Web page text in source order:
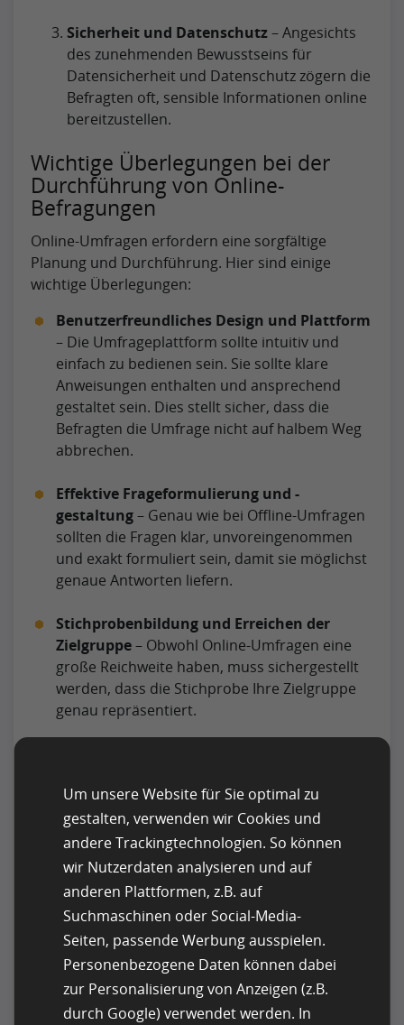
Sicherheit und Datenschutz– Angesichts
des zunehmenden Bewusstseins für
Datensicherheit und Datenschutz zögern die
Befragten oft, sensible Informationen online
bereitzustellen.
Wichtige Überlegungen bei der
Durchführung von Online-
Befragungen
Online-Umfragen erfordern eine sorgfältige
Planung und Durchführung. Hier sind einige
wichtige Überlegungen:
Benutzerfreundliches Design und Plattform
– Die Umfrageplattform sollte intuitiv und
einfach zu bedienen sein. Sie sollte klare
Anweisungen enthalten und ansprechend
gestaltet sein. Dies stellt sicher, dass die
Befragten die Umfrage nicht auf halbem Weg
abbrechen.
Effektive Frageformulierung und -
gestaltung– Genau wie bei Offline-Umfragen
sollten die Fragen klar, unvoreingenommen
und exakt formuliert sein, damit sie möglichst
genaue Antworten liefern.
Stichprobenbildung und Erreichen der
Zielgruppe– Obwohl Online-Umfragen eine
große Reichweite haben, muss sichergestellt
werden, dass die Stichprobe Ihre Zielgruppe
genau repräsentiert.
hinsichtlich der Datensicherheit ist es von
entscheidender Bedeutung, dass Ihre Online-
Umfrageplattform strenge
Sicherheitsprotokolle befolgt. Informieren Sie
die Befragten darüber, wie ihre Daten
verwendet und geschützt werden.
Multimedia und interaktiven Funktionen
Die Möglichkeit, Bilder, Videos und interaktive
Elemente einzubinden, ist ein einzigartiger
Vorteil von Online-Umfragen. Setzen Sie diese
Um unsere Website für Sie optimal zu
gestalten, verwenden wir Cookies und
andere Trackingtechnologien. So können
wir Nutzerdaten analysieren und auf
anderen Plattformen, z.B. auf
Suchmaschinen oder Social-Media-
Seiten, passende Werbung ausspielen.
Personenbezogene Daten können dabei
zur Personalisierung von Anzeigen (z.B.
durch Google) verwendet werden. In